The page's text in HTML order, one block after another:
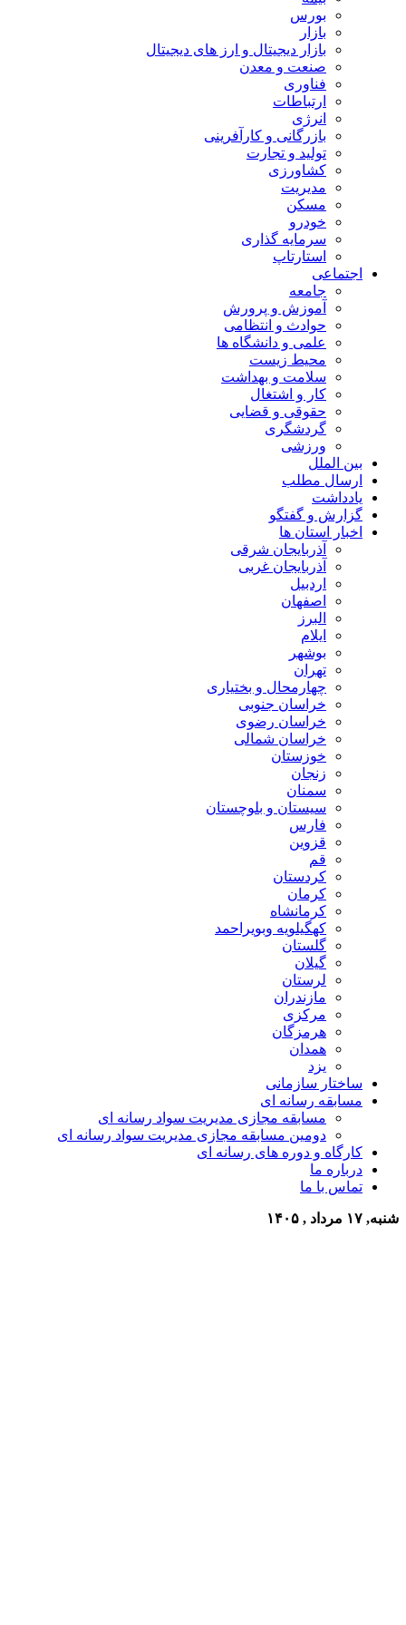
بورس
بازار
بازار دیجیتال و ارز های دیجیتال
صنعت و معدن
فناوری
ارتباطات
انرژی
بازرگانی و کارآفرینی
تولید و تجارت
کشاورزی
مدیریت
مسکن
خودرو
سرمایه گذاری
استارتاپ
اجتماعی
جامعه
آموزش و پرورش
حوادث و انتظامی
علمی و دانشگاه ها
محیط زیست
سلامت و بهداشت
کار و اشتغال
حقوقی و قضایی
گردشگری
ورزشی
بین الملل
ارسال مطلب
یادداشت
گزارش و گفتگو
اخبار استان ها
آذربایجان شرقی
آذربایجان غربی
اردبیل
اصفهان
البرز
ایلام
بوشهر
تهران
چهارمحال و بختیاری
خراسان جنوبی
خراسان رضوی
خراسان شمالی
خوزستان
زنجان
سمنان
سیستان و بلوچستان
فارس
قزوین
قم
کردستان
کرمان
کرمانشاه
کهگیلویه وبویراحمد
گلستان
گیلان
لرستان
مازندران
مرکزی
هرمزگان
همدان
یزد
ساختار سازمانی
مسابقه رسانه ای
مسابقه مجازی مدیریت سواد رسانه ای
دومین مسابقه مجازی مدیریت سواد رسانه ای
کارگاه و دوره های رسانه ای
درباره ما
تماس با ما
شنبه, ۱۷ مرداد , ۱۴۰۵